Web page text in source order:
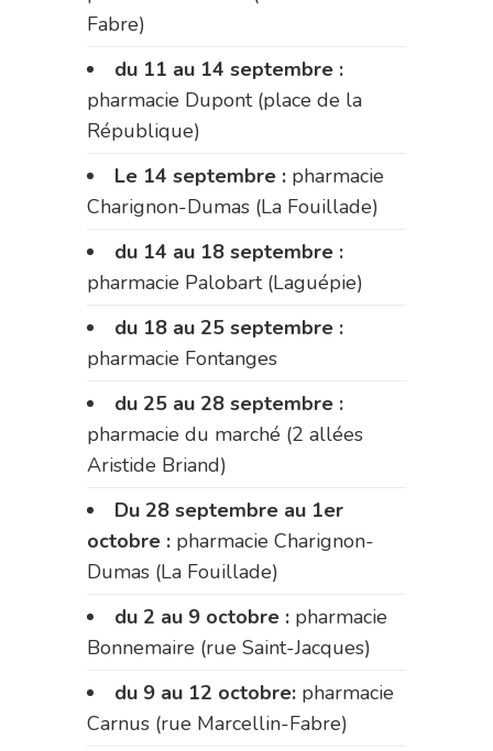
Fabre)
du 11 au 14 septembre :
pharmacie Dupont (place de la
République)
Le 14 septembre : pharmacie
Charignon-Dumas (La Fouillade)
du 14 au 18 septembre :
pharmacie Palobart (Laguépie)
du 18 au 25 septembre :
pharmacie Fontanges
du 25 au 28 septembre :
pharmacie du marché (2 allées
Aristide Briand)
Du 28 septembre au 1er
octobre : pharmacie Charignon-
Dumas (La Fouillade)
du 2 au 9 octobre : pharmacie
Bonnemaire (rue Saint-Jacques)
du 9 au 12 octobre: pharmacie
Carnus (rue Marcellin-Fabre)